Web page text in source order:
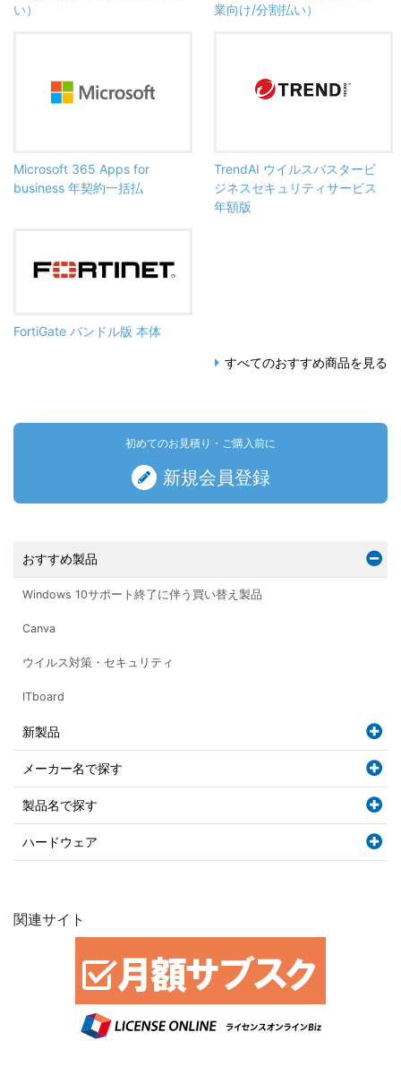
い）
業向け/分割払い）
Microsoft 365 Apps for
business 年契約一括払
TrendAI ウイルスバスタービ
ジネスセキュリティサービス
年額版
FortiGate バンドル版 本体
すべてのおすすめ商品を見る
初めてのお見積り・ご購入前に
新規会員登録
おすすめ製品
Windows 10サポート終了に伴う買い替え製品
Canva
ウイルス対策・セキュリティ
ITboard
新製品
メーカー名で探す
製品名で探す
ハードウェア
関連サイト